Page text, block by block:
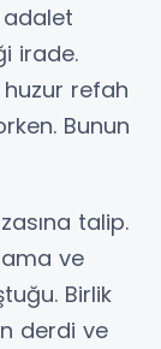
irade.
refah
Bunun
talip.
ve
Birlik
derdi ve